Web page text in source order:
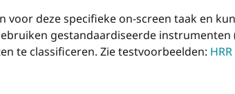
voor deze specifieke on-screen taak en
gestandaardiseerde instrumenten
te classificeren. Zie testvoorbeelden: